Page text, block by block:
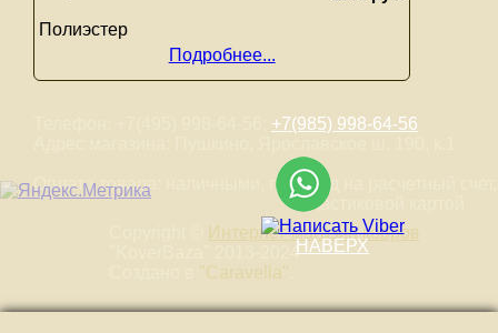
Полиэстер
Подробнее...
+7(985) 998-64-56
Оплата товара: наличными, перевод на расчетный счет,
пластиковой картой
Интернет-магазин ковров
"KoverBaza" 2013-2024
"Caravella"
НАВЕРХ